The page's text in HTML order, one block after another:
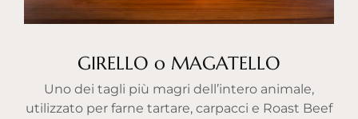
GIRELLO o MAGATELLO
Uno dei tagli più magri dell’intero animale,
utilizzato per farne tartare, carpacci e Roast Beef